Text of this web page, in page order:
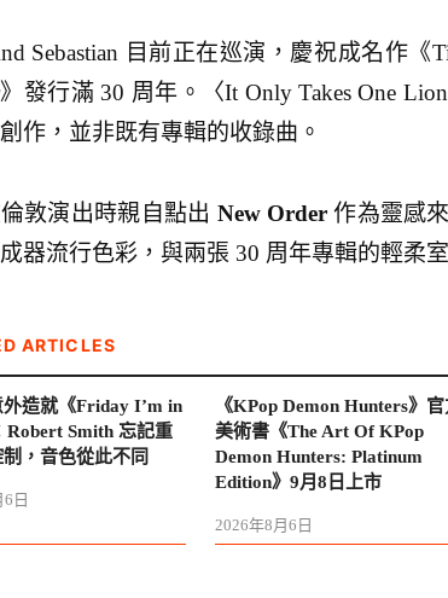
Sebastian 目前正在巡演，慶祝成名作《
》發行滿 30 周年。〈It Only Takes One
作，並非既有專輯的收錄曲。
敦演出時親自點出 New Order作為靈感
器流行色彩，與兩張 30 周年專輯的輕柔
ARTICLES
造就《Friday I’m in
Robert Smith 忘記重
，音色從此不同
日
《KPop Demon Hunters》官
美術書《The Art Of KPop
Demon Hunters: Platinum
Edition》9月8日上市
2026年8月6日